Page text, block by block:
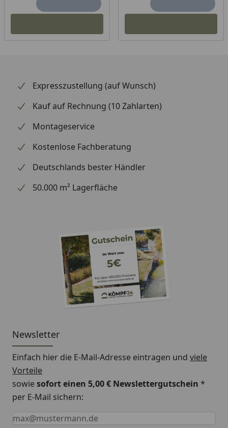
Grundfarbe:
Abmessung:
Gesamtstärke:
Deckmaß:
Verlegung:
Verlegung:
Verlegesystem:
Integrierter
Die Farbgebung kann je nach
Bildschirmauflösung, Dekor oder auch Helligkeit variabel
Expresszustellung (auf Wunsch)
Kauf auf Rechnung (10 Zahlarten)
Montageservice
Kostenlose Fachberatung
Deutschlands bester Händler
50.000 m² Lagerfläche
Newsletter
Einfach hier die E-Mail-Adresse eintragen und viele
Vorteile
sowiesofort einen 5,00 € Newslettergutschein *
per E-Mail sichern:
Keine Eingabe erforderlich
Eingabe erforderlich
E-Mail *